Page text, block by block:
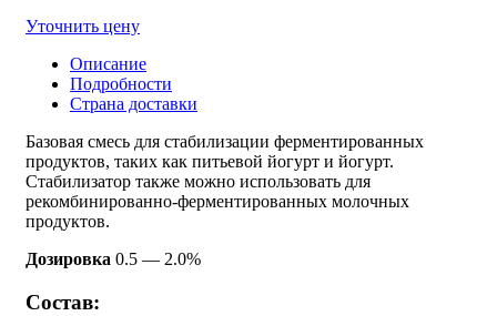
Уточнить цену
Описание
Подробности
Страна доставки
Базовая смесь для стабилизации ферментированных
продуктов, таких как питьевой йогурт и йогурт.
Стабилизатор также можно использовать для
рекомбинированно-ферментированных молочных
продуктов.
Дозировка 0.5 — 2.0%
Состав: